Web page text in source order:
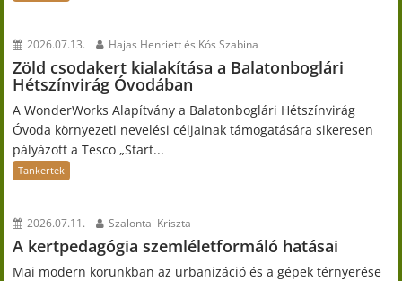
2026.07.13. Hajas Henriett és Kós Szabina
Zöld csodakert kialakítása a Balatonboglári
Hétszínvirág Óvodában
A WonderWorks Alapítvány a Balatonboglári Hétszínvirág
Óvoda környezeti nevelési céljainak támogatására sikeresen
pályázott a Tesco „Start...
Tankertek
2026.07.11. Szalontai Kriszta
A kertpedagógia szemléletformáló hatásai
Mai modern korunkban az urbanizáció és a gépek térnyerése